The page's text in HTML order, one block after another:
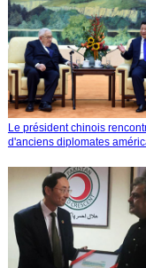
Le président chinois
d'anciens diplomates